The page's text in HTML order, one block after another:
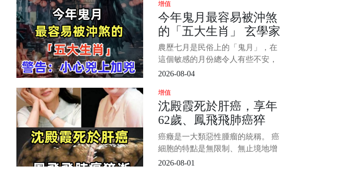
悲痛和不捨的心情告訴大家，阿Nat
已於今早在醫院睡夢中安詳離世。
1/4 Natalie 是在星期日晚入院，在
最後的日子家人和最好的朋友
增值
今年鬼月最容易被沖煞
的「五大生肖」 玄學家
警告：小心「兇上加
兇」
農歷七月是民俗上的「鬼月」，在
這個敏感的月份總令人有些不安，
所以我們寧可信其有，遵從老祖宗
平安之外，說不定還能帶來好運。
下面小編為大家盤點在鬼月容易被
沖煞的生肖排行，趕緊來看看吧！
看看這裡面是否有你的生肖。 1/6
2026-08-04
增值
沈殿霞死於肝癌，享年
62歲、鳳飛飛肺癌猝
逝，享年60歲！「這10
大食品」能不碰就不碰
癌癥是一大類惡性腫瘤的統稱。 癌
細胞的特點是無限制、無止境地增
生，使患者體內的營養物質被大量
2026-08-01